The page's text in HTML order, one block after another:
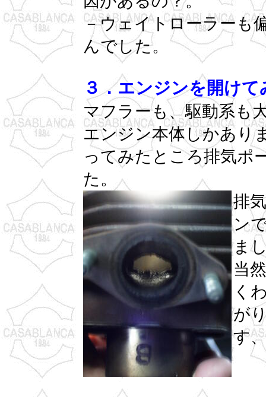
－ウェイトローラーも
んでした。
３．エンジンを開けて
マフラーも、駆動系も
エンジン本体しかあり
ってみたところ排気ポ
た。
排
ン
ま
当
く
が
す